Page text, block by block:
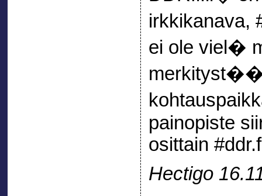
irkkikanava,
ei ole viel�
painopiste
osittain
Hectigo